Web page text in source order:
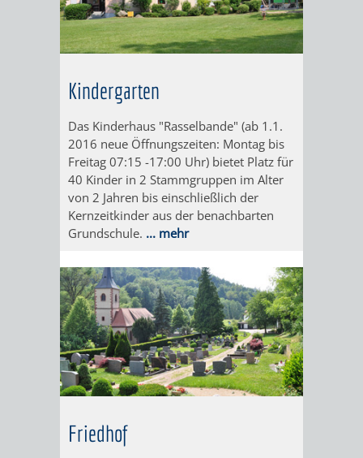
DATEN
/
/
FAKTEN
BILDUNG
KINDERBETREUUNG
KINDERTAGESPFLEGE
KINDERKRIPPEN
KINDERTAGESSTÄTTEN
PROJEKT
SCHÜTZEN
SCHULEN
SCHULARTEN
SCHULVERWALTUNG
SCHULFERIEN
SCHÜLERBEFÖRDERUNG
FREIZEIT
VERANSTALTUNGSKALENDER
JÄHRLICHE
Kindergarten
Das Kinderhaus "Rasselbande" (ab 1.1.
2016 neue Öffnungszeiten: Montag bis
Freitag 07:15 -17:00 Uhr) bietet Platz für
40 Kinder in 2 Stammgruppen im Alter
von 2 Jahren bis einschließlich der
Kernzeitkinder aus der benachbarten
Grundschule. ... mehr
Friedhof